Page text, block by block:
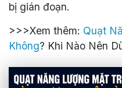
bị gián đoạn.
>>>Xem thêm: Quạt
Không? Khi Nào Nên